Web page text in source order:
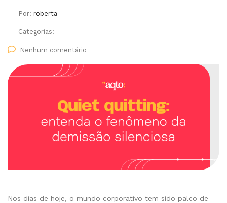
Por: roberta
Categorias:
Nenhum comentário
Nos dias de hoje, o mundo corporativo tem sido palco de